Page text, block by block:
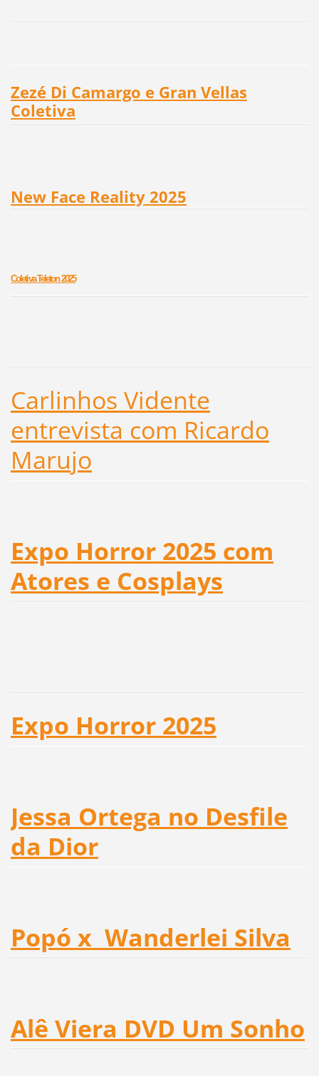
Zezé Di Camargo e Gran Vellas
Coletiva
New Face Reality 2025
Coletiva Teleton 2025
Carlinhos Vidente
entrevista com Ricardo
Marujo
Expo Horror 2025 com
Atores e Cosplays
Expo Horror 2025
Jessa Ortega no Desfile
da Dior
Popó x Wanderlei Silva
Alê Viera DVD Um Sonho